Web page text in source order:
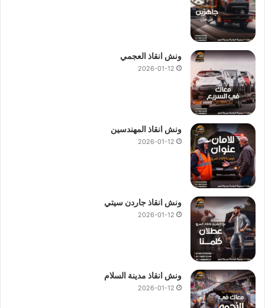
ونش انقاذ العجمي
2026-01-12
ونش انقاذ المهندسين
2026-01-12
ونش انقاذ جاردن سيتي
2026-01-12
ونش انقاذ مدينة السلام
2026-01-12